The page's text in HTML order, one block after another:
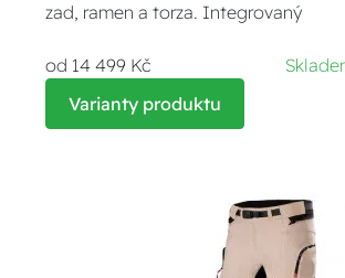
zad, ramen a torza. Integrovaný
od 14 499 Kč
Varianty produktu